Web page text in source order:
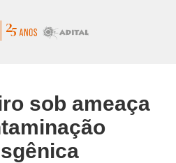
sob ameaça